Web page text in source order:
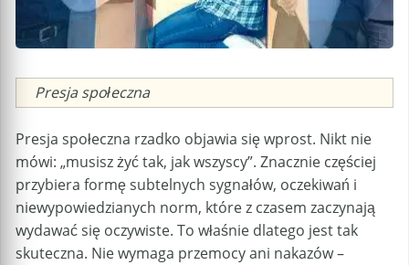
Caption
Presja społeczna
Presja społeczna rzadko objawia się wprost. Nikt nie
mówi: „musisz żyć tak, jak wszyscy”. Znacznie częściej
przybiera formę subtelnych sygnałów, oczekiwań i
niewypowiedzianych norm, które z czasem zaczynają
wydawać się oczywiste. To właśnie dlatego jest tak
skuteczna. Nie wymaga przemocy ani nakazów –